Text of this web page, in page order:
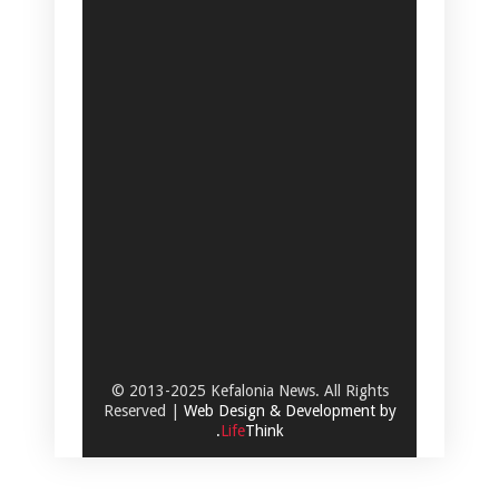
© 2013-2025 Kefalonia News. All Rights
Reserved | Web Design & Development by
.LifeThink